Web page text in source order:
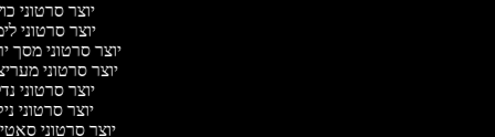
יוצר סרטוני
יוצר סרטוני
יוצר סרטוני מסך
יוצר סרטוני
יוצר סרטוני
יוצר סרטוני
יוצר סרטוני